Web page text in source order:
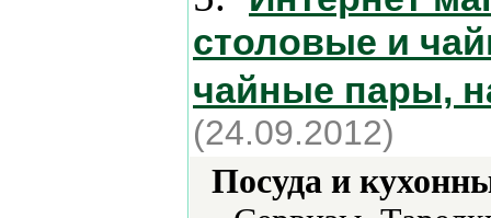
столовые и
чайные пары,
(24.09.2012)
Посуда и